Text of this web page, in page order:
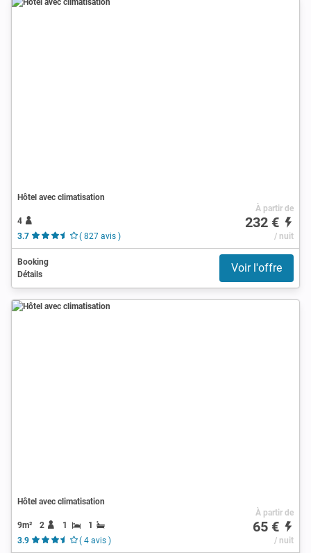
Hôtel avec climatisation
4
3.7
( 827 avis )
À partir de
232 €
/ nuit
Booking
Détails
Voir l'offre
Hôtel avec climatisation
9m² 2 1
1
3.9
( 4 avis )
À partir de
65 €
/ nuit